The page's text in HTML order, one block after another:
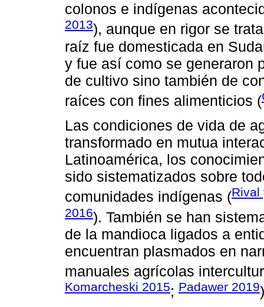
colonos e indígenas
2013), aunque en rigor se
raíz fue domesticada en
y fue así como se generaron
de cultivo sino también de
raíces con fines alimenticios (
Las condiciones de vida de
transformado en mutua
Latinoamérica, los
sido sistematizados sobre
comunidades indígenas (Rival
2016). También se han
de la mandioca ligados a
encuentran plasmados en
manuales agrícolas
Komarcheski 2015; Padawer 2019